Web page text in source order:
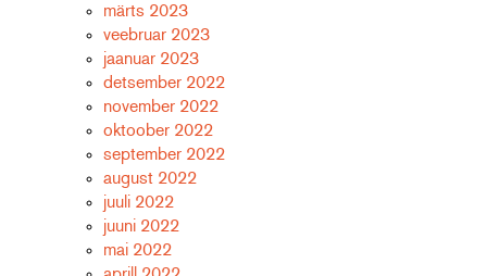
märts 2023
veebruar 2023
jaanuar 2023
detsember 2022
november 2022
oktoober 2022
september 2022
august 2022
juuli 2022
juuni 2022
mai 2022